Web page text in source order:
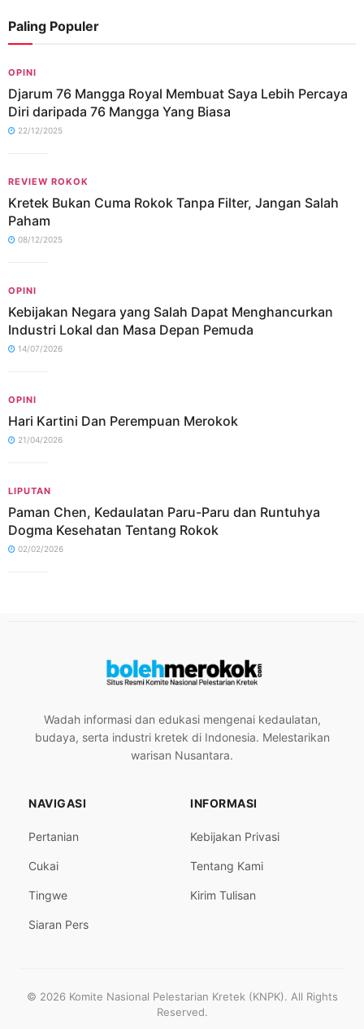
Paling Populer
OPINI
Djarum 76 Mangga Royal Membuat Saya Lebih Percaya
Diri daripada 76 Mangga Yang Biasa
22/12/2025
REVIEW ROKOK
Kretek Bukan Cuma Rokok Tanpa Filter, Jangan Salah
Paham
08/12/2025
OPINI
Kebijakan Negara yang Salah Dapat Menghancurkan
Industri Lokal dan Masa Depan Pemuda
14/07/2026
OPINI
Hari Kartini Dan Perempuan Merokok
21/04/2026
LIPUTAN
Paman Chen, Kedaulatan Paru-Paru dan Runtuhya
Dogma Kesehatan Tentang Rokok
02/02/2026
Wadah informasi dan edukasi mengenai kedaulatan,
budaya, serta industri kretek di Indonesia. Melestarikan
warisan Nusantara.
NAVIGASI
Pertanian
Cukai
Tingwe
Siaran Pers
INFORMASI
Kebijakan Privasi
Tentang Kami
Kirim Tulisan
© 2026 Komite Nasional Pelestarian Kretek (KNPK). All Rights
Reserved.